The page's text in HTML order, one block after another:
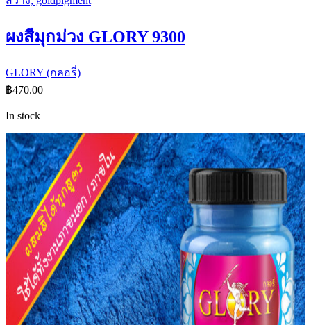
ผงสีมุกม่วง GLORY 9300
GLORY (กลอรี่)
฿470.00
In stock